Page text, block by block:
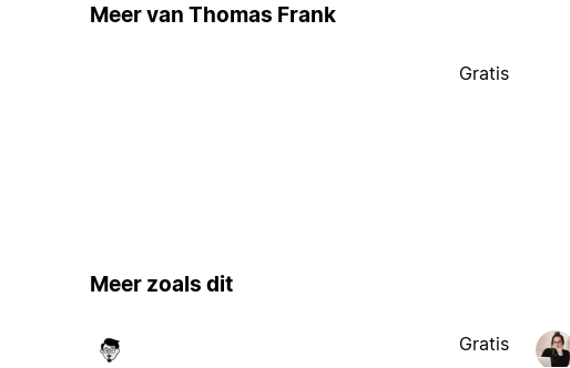
Meer van Thomas Frank
Gratis
Meer zoals dit
Gratis